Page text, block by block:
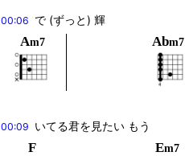
00:06 で (ずっと) 輝
Am7 Abm7
00:09 いてる君を見たい もう
F Em7